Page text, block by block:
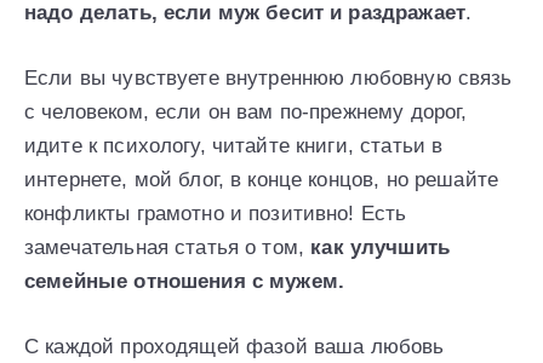
надо делать, если муж бесит и раздражает.
Если вы чувствуете внутреннюю любовную связь
с человеком, если он вам по-прежнему дорог,
идите к психологу, читайте книги, статьи в
интернете, мой блог, в конце концов, но решайте
конфликты грамотно и позитивно! Есть
замечательная статья о том, как улучшить
семейные отношения с мужем.
С каждой проходящей фазой ваша любовь